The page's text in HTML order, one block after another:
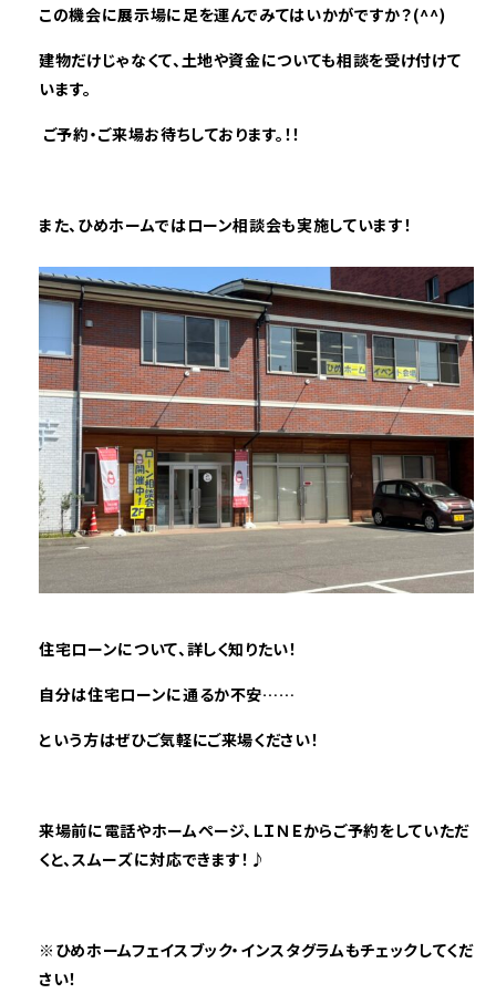
この機会に展示場に足を運んでみてはいかがですか？(^^)
建物だけじゃなくて、土地や資金についても相談を受け付けて
います。
ご予約・ご来場お待ちしております。！！
また、ひめホームではローン相談会も実施しています！
住宅ローンについて、詳しく知りたい！
自分は住宅ローンに通るか不安……
という方はぜひご気軽にご来場ください！
来場前に電話やホームページ、ＬＩＮＥからご予約をしていただ
くと、スムーズに対応できます！♪
※ ひめホームフェイスブック・インスタグラムもチェックしてくだ
さい！